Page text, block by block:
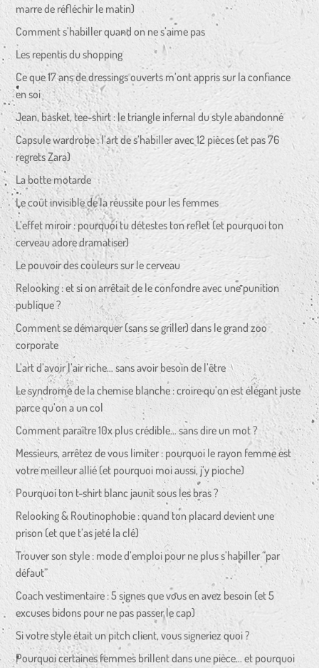
marre de réfléchir le matin)
Comment s’habiller quand on ne s’aime pas
Les repentis du shopping
Ce que 17 ans de dressings ouverts m’ont appris sur la confiance
en soi
Jean, basket, tee-shirt : le triangle infernal du style abandonné
Capsule wardrobe : l’art de s’habiller avec 12 pièces (et pas 76
regrets Zara)
La botte motarde
Le coût invisible de la réussite pour les femmes
L’effet miroir : pourquoi tu détestes ton reflet (et pourquoi ton
cerveau adore dramatiser)
Le pouvoir des couleurs sur le cerveau
Relooking : et si on arrêtait de le confondre avec une punition
publique ?
Comment se démarquer (sans se griller) dans le grand zoo
corporate
L’art d’avoir l’air riche… sans avoir besoin de l’être
Le syndrome de la chemise blanche : croire qu’on est élégant juste
parce qu’on a un col
Comment paraître 10x plus crédible… sans dire un mot ?
Messieurs, arrêtez de vous limiter : pourquoi le rayon femme est
votre meilleur allié (et pourquoi moi aussi, j’y pioche)
Pourquoi ton t-shirt blanc jaunit sous les bras ?
Relooking & Routinophobie : quand ton placard devient une
prison (et que t’as jeté la clé)
Trouver son style : mode d’emploi pour ne plus s’habiller “par
défaut”
Coach vestimentaire : 5 signes que vous en avez besoin (et 5
excuses bidons pour ne pas passer le cap)
Si votre style était un pitch client, vous signeriez quoi ?
Pourquoi certaines femmes brillent dans une pièce… et pourquoi